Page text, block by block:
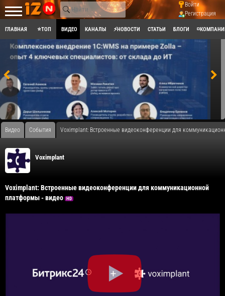
Войти
Регистрация
ГЛАВНАЯ ⭐ТОП ВИДЕО КАНАЛЫ ⚡НОВОСТИ СТАТЬИ БЛОГИ
Видео События Voximplant: Встроенные видеоконференции для
Voximplant
Voximplant: Встроенные видеоконференции для коммуникационной
платформы - видео
HD